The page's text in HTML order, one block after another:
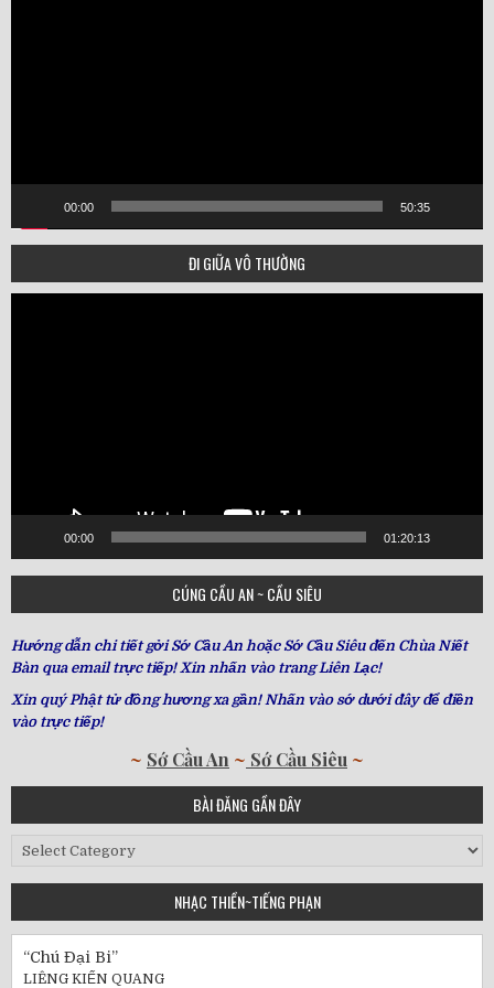
00:00 50:35
ĐI GIỮA VÔ THƯỜNG
00:00 01:20:13
CÚNG CẦU AN ~ CẦU SIÊU
Hướng dẫn chi tiết gởi Sớ Cầu An hoặc Sớ Cầu Siêu đến Chùa Niết
Bàn qua email trực tiếp! Xin nhấn vào trang Liên Lạc!
Xin quý Phật tử đồng hương xa gần! Nhấn vào sớ dưới đây để điền
vào trực tiếp!
~ Sớ Cầu An ~ Sớ Cầu Siêu ~
BÀI ĐĂNG GẦN ĐÂY
Bài
Gần
NHẠC THIỀN~TIẾNG PHẠN
“Chú Đại Bi”
LIÊNG KIẾN QUANG